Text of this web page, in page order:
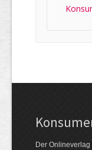
Der